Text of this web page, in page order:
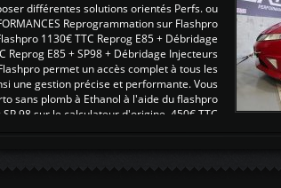
différentes solutions orientés Perfs. ou
Reprogrammation sur Flashpro
1130€ TTC Reprog E85 + Débridage
Reprog E85 + SP98 + Débridage Injecteurs
permet un accès complet à tous les
une gestion précise et performante. Vous
sans plomb à Ethanol à l'aide du flashpro
SP 98 sur le calculateur d'origine 450€ TTC